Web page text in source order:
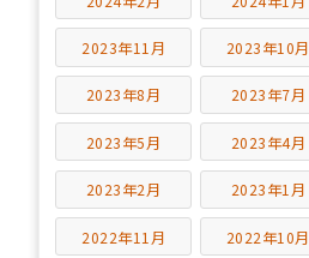
2023年11月 2023年10月
2023年8月 2023年7月
2023年5月 2023年4月
2023年2月 2023年1月
2022年11月 2022年10月